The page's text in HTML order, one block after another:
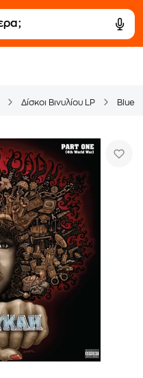
Δίσκοι Βινυλίου LP Blues